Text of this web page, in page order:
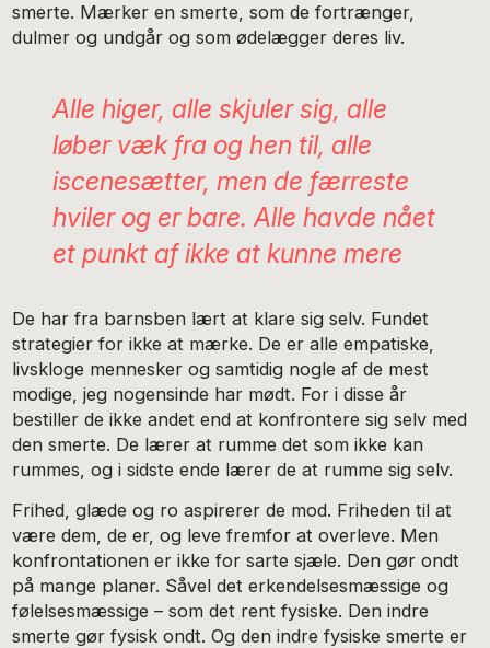
smerte. Mærker en smerte, som de fortrænger,
dulmer og undgår og som ødelægger deres liv.
Alle higer, alle skjuler sig, alle
løber væk fra og hen til, alle
iscenesætter, men de færreste
hviler og erbare. Alle havde nået
et punkt af ikke at kunne mere
De har fra barnsben lært at klare sig selv. Fundet
strategier for ikke at mærke. De er alle empatiske,
livskloge mennesker og samtidig nogle af de mest
modige, jeg nogensinde har mødt. For i disse år
bestiller de ikke andet end at konfrontere sig selv med
den smerte. De lærer at rumme det som ikke kan
rummes, og i sidste ende lærer de at rumme sig selv.
Frihed, glæde og ro aspirerer de mod. Friheden til at
være dem, de er, og leve fremfor at overleve. Men
konfrontationen er ikke for sarte sjæle. Den gør ondt
på mange planer. Såvel det erkendelsesmæssige og
følelsesmæssige – som det rent fysiske. Den indre
smerte gør fysisk ondt. Og den indre fysiske smerte er